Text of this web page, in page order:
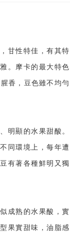
甘性特佳，有其特
。摩卡的最大特色
香，豆色雖不均勻
明顯的水果甜酸。
同環境上，每年遭
有著各種鮮明又獨
成熟的水果酸，實
果實甜味，油脂感